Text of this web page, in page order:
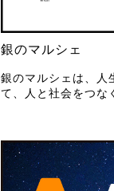
銀のマルシェ
銀のマルシェは、人
て、人と社会をつな